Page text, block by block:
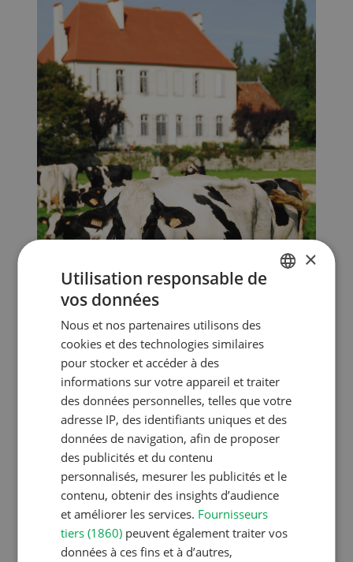
2e jour : Saint-Christophe-en-
Brionnais – Clermont-Ferrand
Après le petit‑déjeuner à l’hôtel, route vers
Saint‑Christophe‑en‑Brionnais, village célèbre
pour son marché aux bovins (et ce, depuis
1488 !), étant aujourd’hui l’un des plus
importants de France. Tour guidé de ce
×
Utilisation responsable de
vos données
Nous et nos partenaires utilisons des
cookies et des technologies similaires
pour stocker et accéder à des
informations sur votre appareil et traiter
des données personnelles, telles que votre
adresse IP, des identifiants uniques et des
données de navigation, afin de proposer
des publicités et du contenu
personnalisés, mesurer les publicités et le
contenu, obtenir des insights d’audience
et améliorer les services. Fournisseurs
tiers (1860) peuvent également traiter vos
données à ces fins et à d’autres,